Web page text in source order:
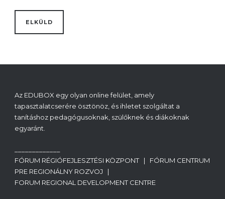
Az EDUBOX egy olyan online felület, amely
tapasztalatcserére ösztönöz, és ihletet szolgáltat a
tanításhoz pedagógusoknak, szülőknek és diákoknak
egyaránt.
FÓRUM RÉGIÓFEJLESZTÉSI KÖZPONT | FÓRUM CENTRUM
PRE REGIONÁLNY ROZVOJ |
FORUM REGIONAL DEVELOPMENT CENTRE